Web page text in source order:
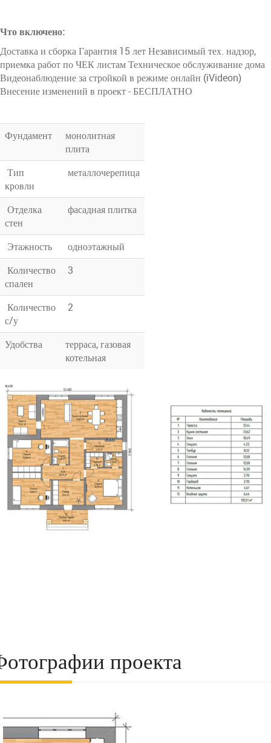
Что включено:
Доставка и сборка Гарантия 15 лет Независимый тех. надзор,
приемка работ по ЧЕК листам Техническое обслуживание дома
Видеонаблюдение за стройкой в режиме онлайн (iVideon)
Внесение изменений в проект - БЕСПЛАТНО
Фундамент
монолитная
плита
Тип
кровли
металлочерепица
Отделка
стен
фасадная плитка
Этажность
одноэтажный
Количество
спален
3
Количество
с/у
2
Удобства
терраса, газовая
котельная
проекта